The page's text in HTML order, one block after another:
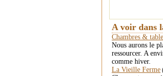
A voir dans
Chambres &
Nous aurons le
ressourcer. A
comme hiver.
La Vieille Ferme